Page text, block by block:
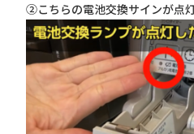
②こちらの電池交換サインが点